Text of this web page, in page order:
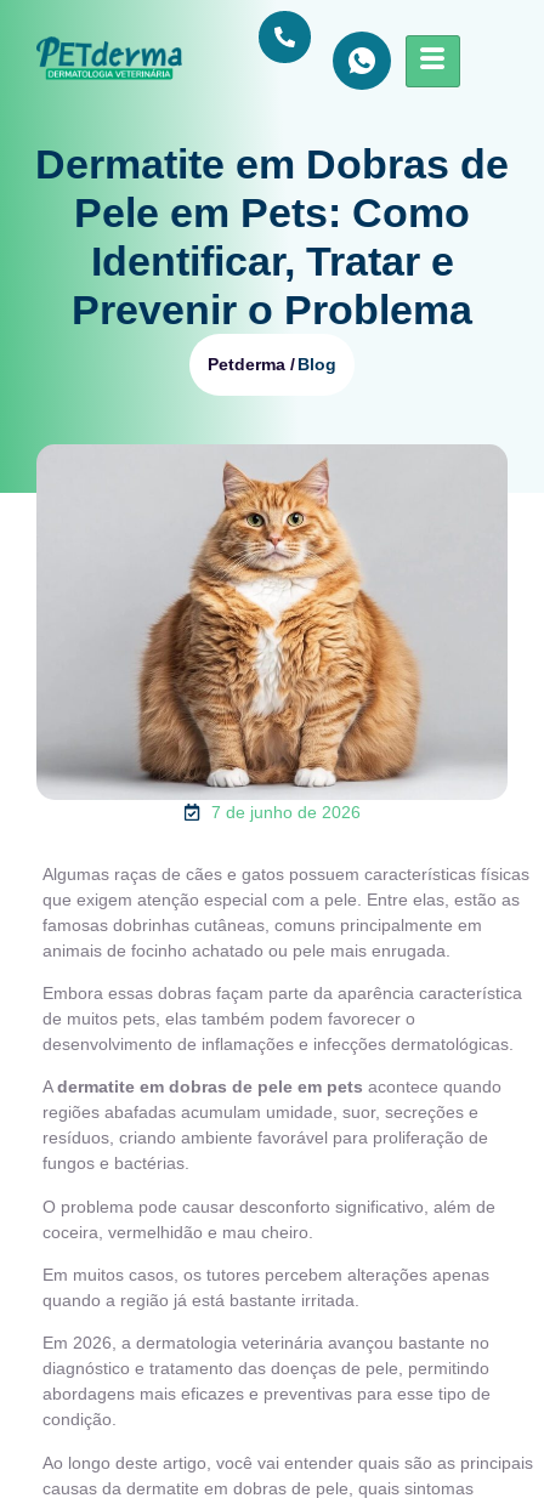
Dermatite em Dobras de
Pele em Pets: Como
Identificar, Tratar e
Prevenir o Problema
Petderma /Blog
7 de junho de 2026
Algumas raças de cães e gatos possuem características físicas
que exigem atenção especial com a pele. Entre elas, estão as
famosas dobrinhas cutâneas, comuns principalmente em
animais de focinho achatado ou pele mais enrugada.
Embora essas dobras façam parte da aparência característica
de muitos pets, elas também podem favorecer o
desenvolvimento de inflamações e infecções dermatológicas.
Adermatite em dobras de pele em pets acontece quando
regiões abafadas acumulam umidade, suor, secreções e
resíduos, criando ambiente favorável para proliferação de
fungos e bactérias.
O problema pode causar desconforto significativo, além de
coceira, vermelhidão e mau cheiro.
Em muitos casos, os tutores percebem alterações apenas
quando a região já está bastante irritada.
Em 2026, a dermatologia veterinária avançou bastante no
diagnóstico e tratamento das doenças de pele, permitindo
abordagens mais eficazes e preventivas para esse tipo de
condição.
Ao longo deste artigo, você vai entender quais são as principais
causas da dermatite em dobras de pele, quais sintomas